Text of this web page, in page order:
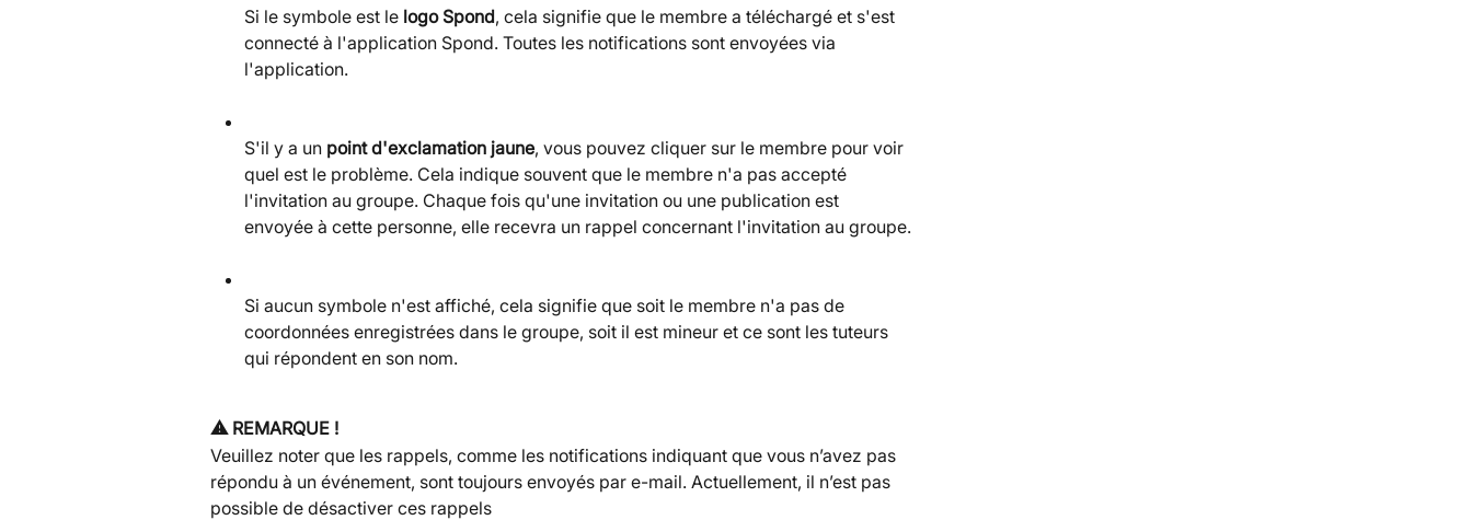
Si le symbole est le logo Spond, cela signifie que le membre a téléchargé et s'est
connecté à l'application Spond. Toutes les notifications sont envoyées via
l'application.
S'il y a un point d'exclamation jaune, vous pouvez cliquer sur le membre pour voir
quel est le problème. Cela indique souvent que le membre n'a pas accepté
l'invitation au groupe. Chaque fois qu'une invitation ou une publication est
envoyée à cette personne, elle recevra un rappel concernant l'invitation au groupe.
Si aucun symbole n'est affiché, cela signifie que soit le membre n'a pas de
coordonnées enregistrées dans le groupe, soit il est mineur et ce sont les tuteurs
qui répondent en son nom.
⚠️ REMARQUE !
Veuillez noter que les rappels, comme les notifications indiquant que vous n’avez pas
répondu à un événement, sont toujours envoyés par e-mail. Actuellement, il n’est pas
possible de désactiver ces rappels